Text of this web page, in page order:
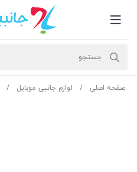
صفحه اصلی لوازم جانبی موبایل